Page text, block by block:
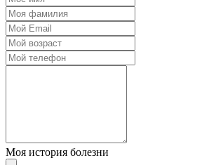
Моя история болезни